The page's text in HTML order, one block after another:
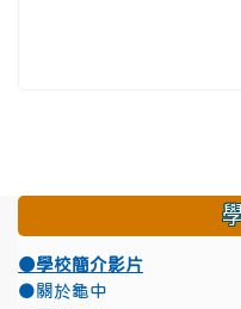
●學校簡介影片
●關於龜中